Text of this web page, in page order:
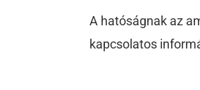
A hatóságnak az
kapcsolatos